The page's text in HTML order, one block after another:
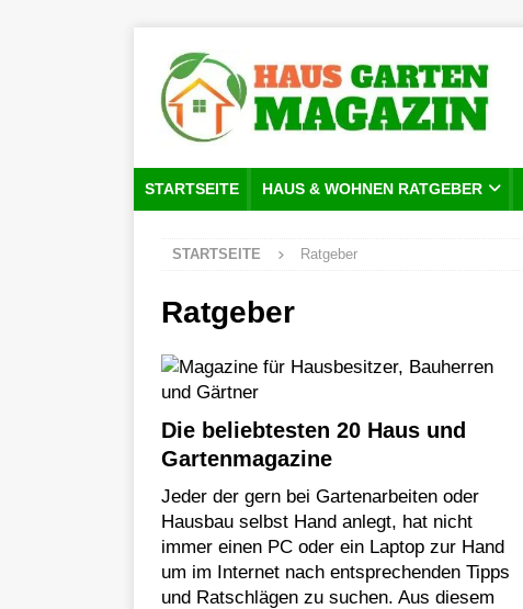
STARTSEITE HAUS & WOHNEN RATGEBER
STARTSEITE Ratgeber
Ratgeber
Die beliebtesten 20 Haus und
Gartenmagazine
Jeder der gern bei Gartenarbeiten oder
Hausbau selbst Hand anlegt, hat nicht
immer einen PC oder ein Laptop zur Hand
um im Internet nach entsprechenden Tipps
und Ratschlägen zu suchen. Aus diesem